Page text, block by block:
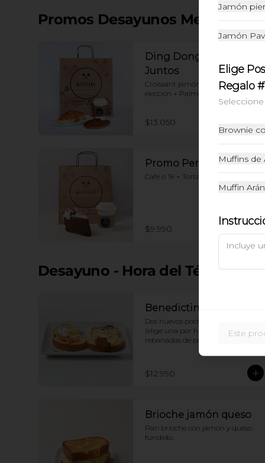
Promos Desayunos Mestiere
Ding Dong: Mejor
Juntos
Croissant jamón queso+ Café a
elección + Palmerita
$13.050
Promo Personal
Café o Té + Torta tres leche nutella
$9.990
Desayuno - Hora del Té
Benedictino
Dos huevos pochados + Proteina
(elige una por huevo)  sobre 2
rebanadas de pan Brioche + Salsa
$12.990
Brioche jamón queso
Pan brioche con jamon y queso
fundido.
Jamón
Jamón
Elige
Regalo
Seleccione
Brownie
Muffins de
Muffin
Este